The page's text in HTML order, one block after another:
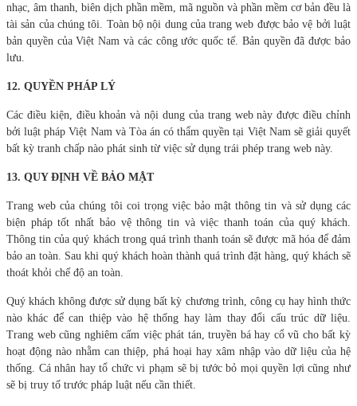
nhạc, âm thanh, biên dịch phần mềm, mã nguồn và phần mềm cơ bản đều là
tài sản của chúng tôi. Toàn bộ nội dung của trang web được bảo vệ bởi luật
bản quyền của Việt Nam và các công ước quốc tế. Bản quyền đã được bảo
lưu.
12. QUYỀN PHÁP LÝ
Các điều kiện, điều khoản và nội dung của trang web này được điều chỉnh
bởi luật pháp Việt Nam và Tòa án có thẩm quyền tại Việt Nam sẽ giải quyết
bất kỳ tranh chấp nào phát sinh từ việc sử dụng trái phép trang web này.
13. QUY ĐỊNH VỀ BẢO MẬT
Trang web của chúng tôi coi trọng việc bảo mật thông tin và sử dụng các
biện pháp tốt nhất bảo vệ thông tin và việc thanh toán của quý khách.
Thông tin của quý khách trong quá trình thanh toán sẽ được mã hóa để đảm
bảo an toàn. Sau khi quý khách hoàn thành quá trình đặt hàng, quý khách sẽ
thoát khỏi chế độ an toàn.
Quý khách không được sử dụng bất kỳ chương trình, công cụ hay hình thức
nào khác để can thiệp vào hệ thống hay làm thay đổi cấu trúc dữ liệu.
Trang web cũng nghiêm cấm việc phát tán, truyền bá hay cổ vũ cho bất kỳ
hoạt động nào nhằm can thiệp, phá hoại hay xâm nhập vào dữ liệu của hệ
thống. Cá nhân hay tổ chức vi phạm sẽ bị tước bỏ mọi quyền lợi cũng như
sẽ bị truy tố trước pháp luật nếu cần thiết.